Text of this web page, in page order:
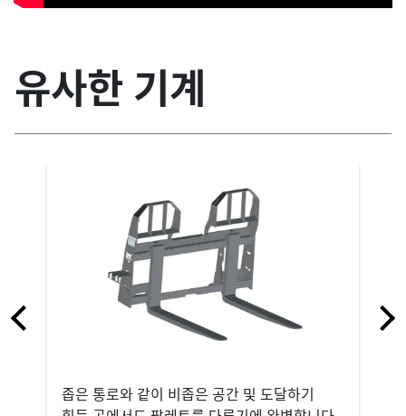
유사한 기계
좁은 통로와 같이 비좁은 공간 및 도달하기